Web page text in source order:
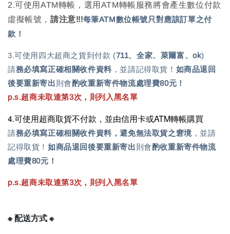
2.可使用ATM轉帳，選用ATM轉帳服務將會產生數位付款
虛擬帳號， 請注意!!!每筆ATM數位帳號只對應該訂單之付
款！
3.可使用四大超商之貨到付款 (711、全家、萊爾富、ok)
請務必填寫正確相關收件資料 ，並請記得取貨！ 如商品退回
後要重新寄出則會酌收重新寄件物流處理費80元！
p.s.超商未取達第3次，則列入黑名單
4.可使用超商取貨不付款，並由信用卡或ATM轉帳購買
請務必填寫正確相關收件資料，避免無法取貨之窘境，並請
記得取貨！ 如商品退回後要重新寄出則會酌收重新寄件物流
處理費80元！
p.s.超商未取達第3次，則列入黑名單
※ 配送方式 ※